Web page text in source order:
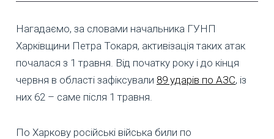
Нагадаємо, за словами начальника ГУНП
Харківщини Петра Токаря, активізація таких атак
почалася з 1 травня. Від початку року і до кінця
червня в області зафіксували 89 ударів по АЗС, із
них 62 – саме після 1 травня.
По Харкову російські війська били по